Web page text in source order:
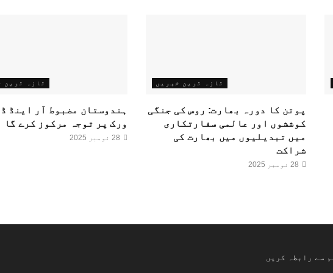
تازہ ترین خبریں
پوتن کا دورہ بھارت: روس کی جنگی
کوششوں اور عالمی سفارتکاری
میں تبدیلیوں میں بھارت کی
شراکت
تازہ ترین
ہندوستان مضبوط آر اینڈ
ورک پر توجہ مرکوز کرے گا
ہم سے رابطہ کریں